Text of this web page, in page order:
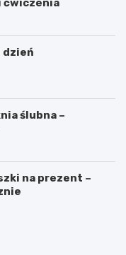
dzień
ślubna –
na prezent –